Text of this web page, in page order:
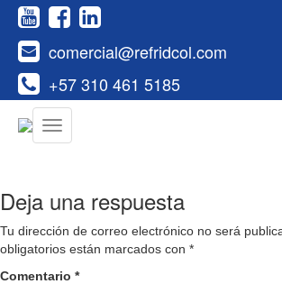
+57 310 461 5185
comercial@refridcol.com
Deja una respuesta
Tu dirección de correo electrónico no será
obligatorios están marcados con *
Comentario *